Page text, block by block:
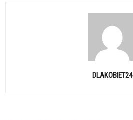
DLAKOBIET24